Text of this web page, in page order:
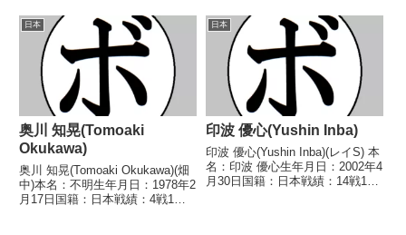
幹太(ナカザト)2017/09/10 △4R
判...
ル】なし 【戦歴】1990/12/08
△4R判定 (採点不明) 磯野 正幸
(銚子)...
日本
奥川 知晃(Tomoaki
Okukawa)
奥川 知晃(Tomoaki Okukawa)(畑
中)本名：不明生年月日：1978年2
月17日国籍：日本戦績：4戦1勝2
日本
印波 優心(Yushin Inba)
印波 優心(Yushin Inba)(レイS) 本
名：印波 優心生年月日：2002年4
月30日国籍：日本戦績：14戦10